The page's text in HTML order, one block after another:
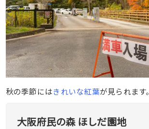
秋の季節にはきれいな紅葉が見られます。
大阪府民の森 ほしだ園地